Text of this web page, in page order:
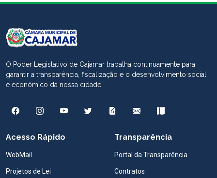
O Poder Legislativo de Cajamar trabalha continuamente para
garantir a transparência, fiscalização e o desenvolvimento social
e econômico da nossa cidade.
Acesso Rápido
WebMail
Projetos de Lei
Transparência
Portal da Transparência
Contratos